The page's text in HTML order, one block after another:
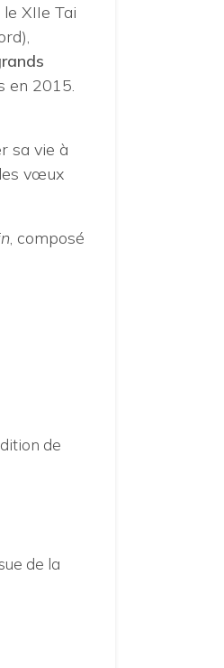
XIIe Tai
en 2015.
sa vie à
vœux
, composé
de
de la